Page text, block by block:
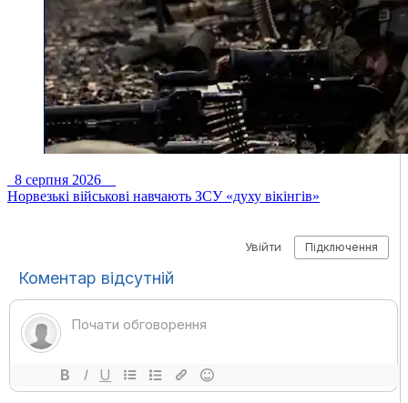
8 серпня 2026
Норвезькі військові навчають ЗСУ «духу вікінгів»